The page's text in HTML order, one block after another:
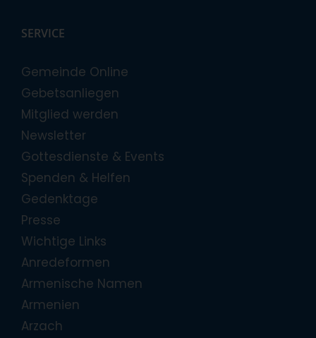
SERVICE
Gemeinde Online
Gebetsanliegen
Mitglied werden
Newsletter
Gottesdienste & Events
Spenden & Helfen
Gedenktage
Presse
Wichtige Links
Anredeformen
Armenische Namen
Armenien
Arzach